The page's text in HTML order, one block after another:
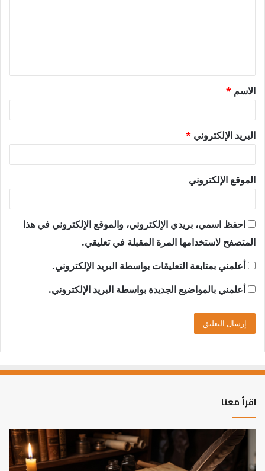
ق
*
الاسم *
البريد الإلكتروني *
الموقع الإلكتروني
احفظ اسمي، بريدي الإلكتروني، والموقع الإلكتروني في هذا
المتصفح لاستخدامها المرة المقبلة في تعليقي.
أعلمني بمتابعة التعليقات بواسطة البريد الإلكتروني.
أعلمني بالمواضيع الجديدة بواسطة البريد الإلكتروني.
اقرأ معنا
العلاقة
العلمية
بين